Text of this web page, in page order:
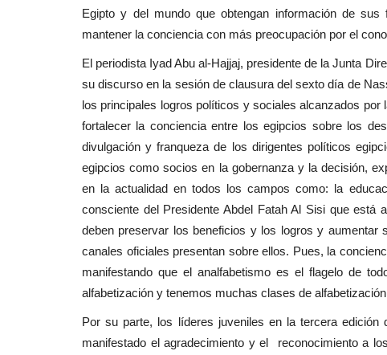
Egipto y del mundo que obtengan información de
mantener la conciencia con más preocupación por el
El periodista Iyad Abu al-Hajjaj, presidente de la Junta
su discurso en la sesión de clausura del sexto día de
los principales logros políticos y sociales alcanzados
fortalecer la conciencia entre los egipcios sobre los
divulgación y franqueza de los dirigentes políticos
egipcios como socios en la gobernanza y la decisión,
en la actualidad en todos los campos como: la
consciente del Presidente Abdel Fatah Al Sisi que está
deben preservar los beneficios y los logros y
canales oficiales presentan sobre ellos. Pues, la
manifestando que el analfabetismo es el flagelo de
alfabetización y tenemos muchas clases de
Por su parte, los líderes juveniles en la tercera edición
manifestado el agradecimiento y el reconocimiento a